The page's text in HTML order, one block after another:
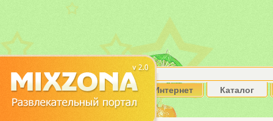
Интернет Каталог